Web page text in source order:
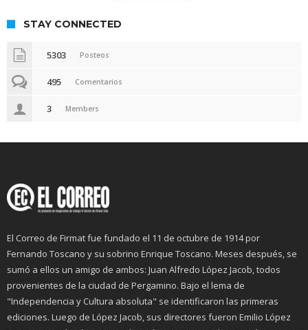
STAY CONNECTED
5303 Posteos
495 Comentarios
3 Members
El Correo de Firmat fue fundado el 11 de octubre de 1914 por
Fernando Toscano y su sobrino Enrique Toscano. Meses después, se
sumó a ellos un amigo de ambos: Juan Alfredo López Jacob, todos
provenientes de la ciudad de Pergamino. Bajo el lema de
"Independencia y Cultura absoluta" se identificaron las primeras
ediciones. Luego de López Jacob, sus directores fueron Emilio López